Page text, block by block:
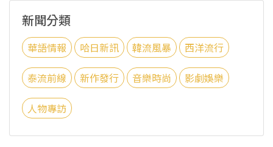
新聞分類
華語情報 哈日新訊 韓流風暴 西洋流行
泰流前線 新作發行 音樂時尚 影劇娛樂
人物專訪